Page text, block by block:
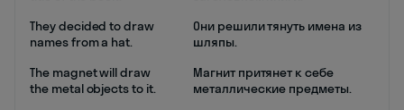
They decided to draw
names from a hat.
Они решили тянуть имена из
шляпы.
The magnet will draw
the metal objects to it.
Магнит притянет к себе
металлические предметы.